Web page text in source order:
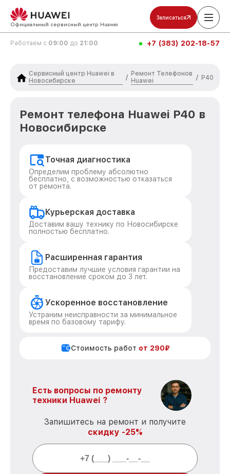
Официальный сервисный центр Huawei
Записаться
Работаем с 09:00 до 21:00 +7 (383) 202-18-57
Сервисный центр Huawei в
Новосибирске
/
Ремонт Телефонов
Huawei
/ P40
Ремонт телефона Huawei P40 в
Новосибирске
Точная диагностика
Определим проблему абсолютно
бесплатно, с возможностью отказаться
от ремонта.
Курьерская доставка
Доставим вашу технику по Новосибирске
полностью бесплатно.
Расширенная гарантия
Предоставим лучшие условия гарантии на
восстановление сроком до 3 лет.
Ускоренное восстановление
Устраним неисправности за минимальное
время по базовому тарифу.
Стоимость работ от 290₽
Есть вопросы по ремонту
техники Huawei ?
Запишитесь на ремонт и получите
скидку -25%